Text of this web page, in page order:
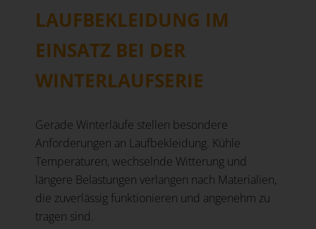
LAUFBEKLEIDUNG IM
EINSATZ BEI DER
WINTERLAUFSERIE
Gerade Winterläufe stellen besondere
Anforderungen an Laufbekleidung. Kühle
Temperaturen, wechselnde Witterung und
längere Belastungen verlangen nach Materialien,
die zuverlässig funktionieren und angenehm zu
tragen sind.